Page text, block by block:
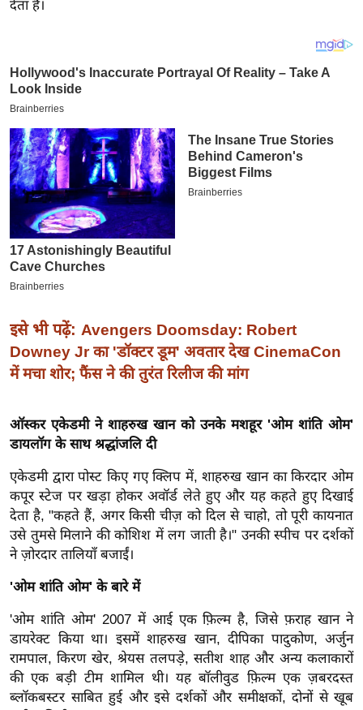
ल
ट
I
P
L
2
0
2
6
क्रा
इ
म
-
पे
प
मि
सा
ल
बे
मि
सा
श
ख्सि
य
त
यं
देता है।
इसे भी पढ़ें: Avengers Doomsday: Robert
Downey Jr का 'डॉक्टर डूम' अवतार देख CinemaCon
में मचा शोर; फैंस ने की तुरंत रिलीज की मांग
ऑस्कर एकेडमी ने शाहरुख खान को उनके मशहूर 'ओम शांति ओम'
डायलॉग के साथ श्रद्धांजलि दी
एकेडमी द्वारा पोस्ट किए गए क्लिप में, शाहरुख खान का किरदार ओम
कपूर स्टेज पर खड़ा होकर अवॉर्ड लेते हुए और यह कहते हुए दिखाई
देता है, "कहते हैं, अगर किसी चीज़ को दिल से चाहो, तो पूरी कायनात
उसे तुमसे मिलाने की कोशिश में लग जाती है।" उनकी स्पीच पर दर्शकों
ने ज़ोरदार तालियाँ बजाईं।
'ओम शांति ओम' के बारे में
'ओम शांति ओम' 2007 में आई एक फ़िल्म है, जिसे फ़राह खान ने
डायरेक्ट किया था। इसमें शाहरुख खान, दीपिका पादुकोण, अर्जुन
रामपाल, किरण खेर, श्रेयस तलपड़े, सतीश शाह और अन्य कलाकारों
की एक बड़ी टीम शामिल थी। यह बॉलीवुड फ़िल्म एक ज़बरदस्त
ब्लॉकबस्टर साबित हुई और इसे दर्शकों और समीक्षकों, दोनों से खूब